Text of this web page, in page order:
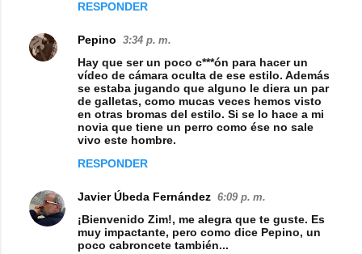
i
RESPONDER
Pepino 3:34 p. m.
Hay que ser un poco c***ón para hacer un
vídeo de cámara oculta de ese estilo. Además
se estaba jugando que alguno le diera un par
de galletas, como mucas veces hemos visto
en otras bromas del estilo. Si se lo hace a mi
novia que tiene un perro como ése no sale
vivo este hombre.
RESPONDER
Javier Úbeda Fernández 6:09 p. m.
¡Bienvenido Zim!, me alegra que te guste. Es
muy impactante, pero como dice Pepino, un
poco cabroncete también...